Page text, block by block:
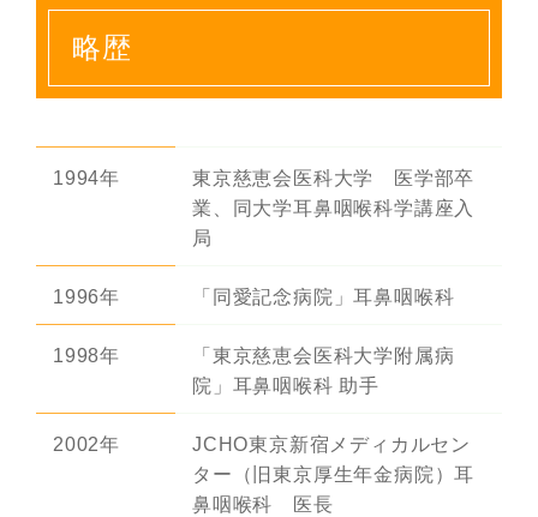
略歴
1994年
東京慈恵会医科大学 医学部卒
業、同大学耳鼻咽喉科学講座入
局
1996年 「同愛記念病院」耳鼻咽喉科
1998年
「東京慈恵会医科大学附属病
院」耳鼻咽喉科 助手
2002年
JCHO東京新宿メディカルセン
ター（旧東京厚生年金病院）耳
鼻咽喉科 医長